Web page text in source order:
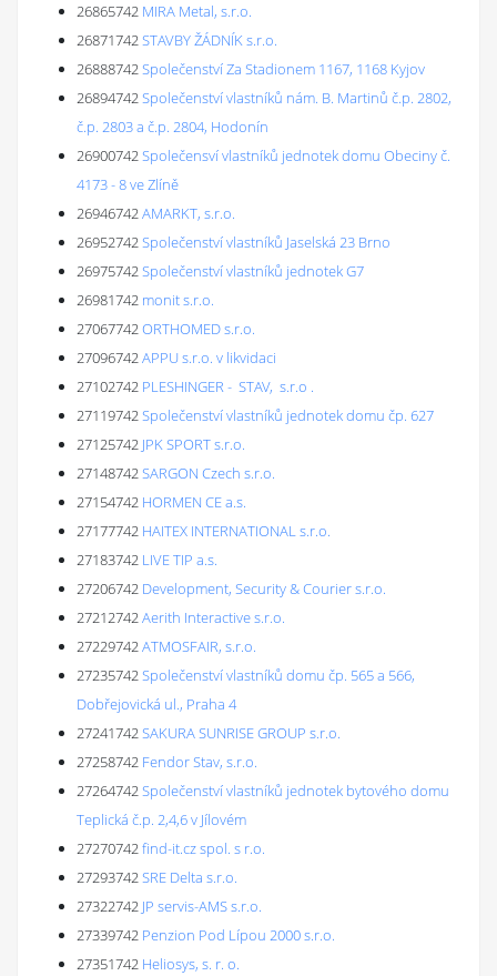
26865742 MIRA Metal, s.r.o.
26871742STAVBY ŽÁDNÍK s.r.o.
26888742Společenství Za Stadionem 1167, 1168 Kyjov
26894742Společenství vlastníků nám. B. Martinů č.p. 2802,
č.p. 2803 a č.p. 2804, Hodonín
26900742Společensví vlastníků jednotek domu Obeciny č.
4173 - 8 ve Zlíně
26946742AMARKT, s.r.o.
26952742Společenství vlastníků Jaselská 23 Brno
26975742Společenství vlastníků jednotek G7
26981742 monit s.r.o.
27067742ORTHOMED s.r.o.
27096742APPU s.r.o. v likvidaci
27102742 PLESHINGER - STAV, s.r.o .
27119742Společenství vlastníků jednotek domu čp. 627
27125742 JPK SPORT s.r.o.
27148742SARGON Czech s.r.o.
27154742 HORMEN CE a.s.
27177742 HAITEX INTERNATIONAL s.r.o.
27183742 LIVE TIP a.s.
27206742 Development, Security & Courier s.r.o.
27212742Aerith Interactive s.r.o.
27229742ATMOSFAIR, s.r.o.
27235742Společenství vlastníků domu čp. 565 a 566,
Dobřejovická ul., Praha 4
27241742SAKURA SUNRISE GROUP s.r.o.
27258742 Fendor Stav, s.r.o.
27264742Společenství vlastníků jednotek bytového domu
Teplická č.p. 2,4,6 v Jílovém
27270742find-it.cz spol. s r.o.
27293742SRE Delta s.r.o.
27322742 JP servis-AMS s.r.o.
27339742 Penzion Pod Lípou 2000 s.r.o.
27351742 Heliosys, s. r. o.